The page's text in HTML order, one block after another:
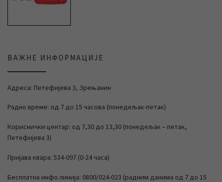
ВАЖНЕ ИНФОРМАЦИЈЕ
Адреса: Петефијева 3, Зрењанин
Радно време: од 7 до 15 часова (понедељак-петак)
Кориснички центар: од 7,30 до 13,30 (понедељак – петак,
Петефијева 3)
Пријава квара: 534-097 (0-24 часа)
Бесплатна инфо линија: 0800/024-023 (радним данима од 7 до 15